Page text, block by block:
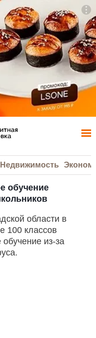
Недвижимость
обучение
области в
100 классов
из-за